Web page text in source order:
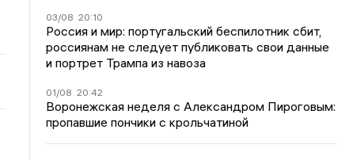
03/08 20:10
Россия и мир: португальский беспилотник сбит,
россиянам не следует публиковать свои данные
и портрет Трампа из навоза
01/08 20:42
Воронежская неделя с Александром Пироговым:
пропавшие пончики с крольчатиной